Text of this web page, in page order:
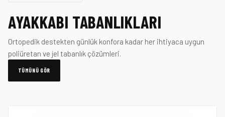
AYAKKABI TABANLIKLARI
Ortopedik destekten günlük konfora kadar her ihtiyaca uygun
poliüretan ve jel tabanlık çözümleri.
TÜMÜNÜ GÖR